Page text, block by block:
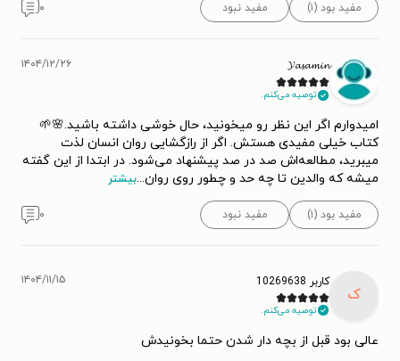
مفید بود (۱) مفید نبود ۰
𝓨𝓪𝓼𝓪𝓶𝓲𝓷
توصیه می‌کنم.
۱۴۰۴/۱۲/۲۶
امیدوارم اگر این نظر رو میخونید، حال خوشی داشته باشید.🌸🌱
کتاب خیلی مفیدی هستش. اگر از رازگشایی روان انسان لذت
میبرید، مطالعه‌‌اش صد در صد پیشنهاد می‌شود. در ابتدا از این گفته
میشه که والدین تا چه حد و چطور روی روان...بیشتر
مفید بود (۱) مفید نبود ۰
ک
کاربر 10269638
توصیه می‌کنم.
۱۴۰۴/۱۱/۱۵
عالی بود قبل از بچه دار شدن حتما بخونیدش